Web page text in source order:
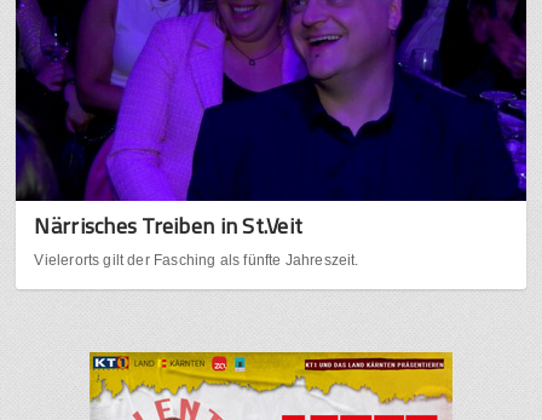
Närrisches Treiben in St.Veit
Vielerorts gilt der Fasching als fünfte Jahreszeit.